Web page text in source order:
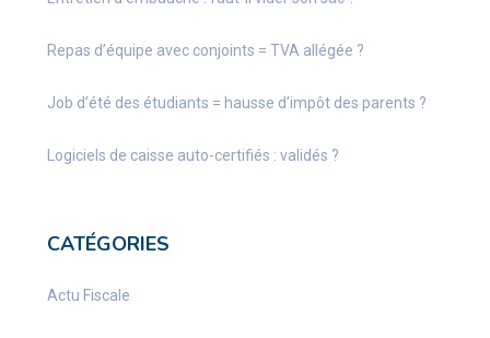
Repas d’équipe avec conjoints = TVA allégée ?
Job d’été des étudiants = hausse d’impôt des parents ?
Logiciels de caisse auto-certifiés : validés ?
CATÉGORIES
Actu Fiscale